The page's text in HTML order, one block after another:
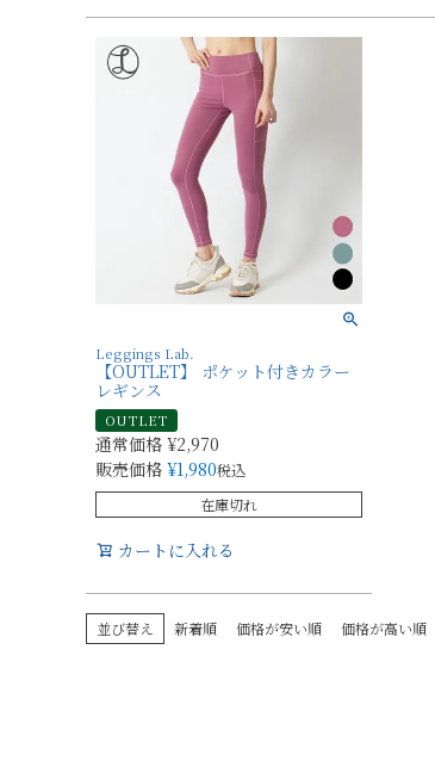
Leggings Lab.
【OUTLET】 ポケット付きカラー
レギンス
OUTLET
通常価格 ¥2,970
販売価格 ¥1,980税込
在庫切れ
カートに入れる
並び替え 新着順 価格が安い順 価格が高い順